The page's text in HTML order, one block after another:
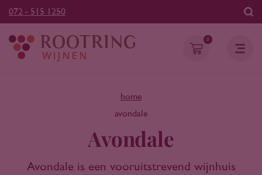
072 - 515 1250
0
home
avondale
Avondale
Avondale is een vooruitstrevend wijnhuis